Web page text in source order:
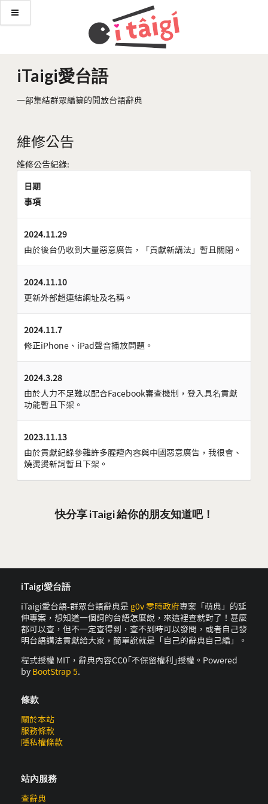
iTaigi愛台語
一部集結群眾編纂的開放台語辭典
維修公告
維修公告紀錄:
日期
事項
2024.11.29
由於後台仍收到大量惡意廣告，「貢獻新講法」暫且關閉。
2024.11.10
更新外部超連結網址及名稱。
2024.11.7
修正iPhone、iPad聲音播放問題。
2024.3.28
由於人力不足難以配合Facebook審查機制，登入具名貢獻
功能暫且下架。
2023.11.13
由於貢獻紀錄參雜許多腥羶內容與中國惡意廣告，我很會、
燒燙燙新詞暫且下架。
快分享 iTaigi 給你的朋友知道吧！
iTaigi愛台語
iTaigi愛台語-群眾台語辭典是 g0v 零時政府專案「萌典」的延
伸專案，想知道一個詞的台語怎麼說，來這裡查就對了！甚麼
都可以查，但不一定查得到，查不到時可以發問，或者自己發
明台語講法貢獻給大家，簡單說就是「自己的辭典自己編」。
程式授權 MIT，辭典內容CC0｢不保留權利｣授權。Powered
by BootStrap 5.
條款
關於本站
服務條款
隱私權條款
站內服務
查辭典